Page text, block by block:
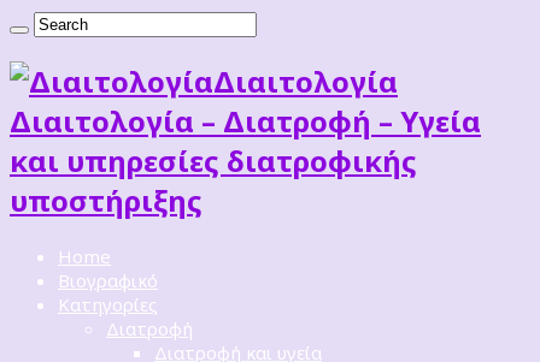
Διαιτoλογία
Διαιτολογία – Διατροφή – Υγεία
και υπηρεσίες διατροφικής
υποστήριξης
Home
Βιογραφικό
Κατηγορίες
Διατροφή
Διατροφή και υγεία